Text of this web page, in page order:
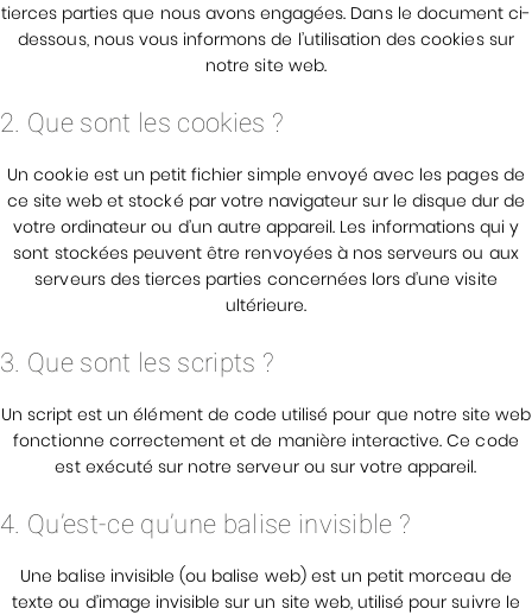
tierces parties que nous avons engagées. Dans le document ci-
dessous, nous vous informons de l’utilisation des cookies sur
notre site web.
2. Que sont les cookies ?
Un cookie est un petit fichier simple envoyé avec les pages de
ce site web et stocké par votre navigateur sur le disque dur de
votre ordinateur ou d’un autre appareil. Les informations qui y
sont stockées peuvent être renvoyées à nos serveurs ou aux
serveurs des tierces parties concernées lors d’une visite
ultérieure.
3. Que sont les scripts ?
Un script est un élément de code utilisé pour que notre site web
fonctionne correctement et de manière interactive. Ce code
est exécuté sur notre serveur ou sur votre appareil.
4. Qu’est-ce qu’une balise invisible ?
Une balise invisible (ou balise web) est un petit morceau de
texte ou d’image invisible sur un site web, utilisé pour suivre le